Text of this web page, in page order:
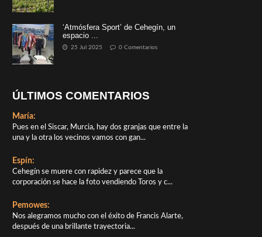
‘Atmósfera Sport’ de Cehegín, un
espacio ...
25 Jul 2025 0 Comentarios
ÚLTIMOS COMENTARIOS
María:
Pues en el Siscar, Murcia, hay dos granjas que entre la
una y la otra los vecinos vamos con gan...
Espín:
Cehegín se muere con rapidez y parece que la
corporación se hace la foto vendiendo Toros y c...
Pemowes:
Nos alegramos mucho con el éxito de Francis Alarte,
después de una brillante trayectoria...